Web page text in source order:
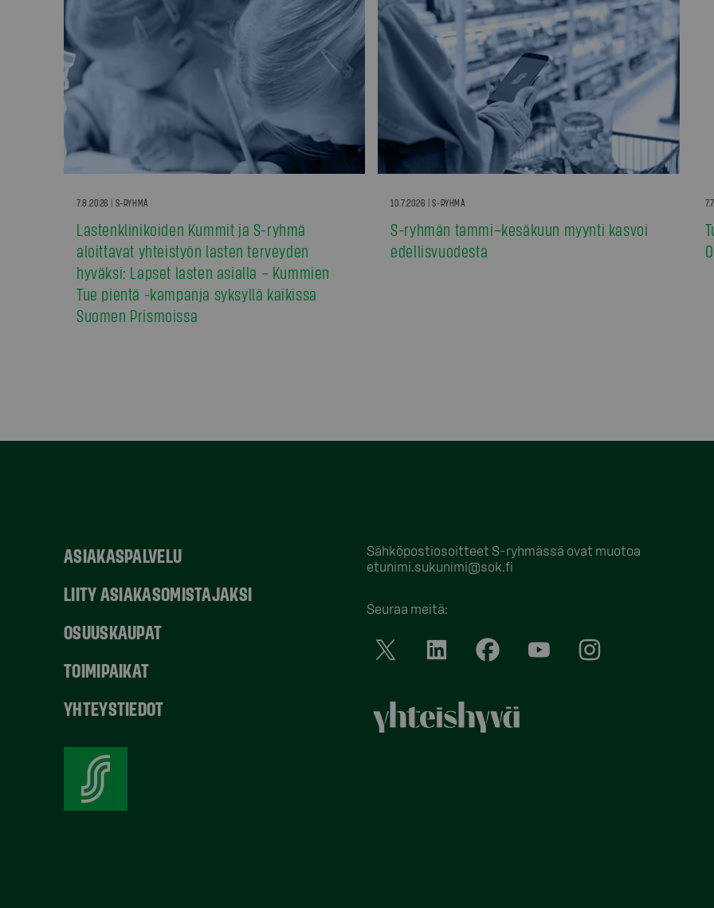
7.8.2026 | S-RYHMÄ
Lastenklinikoiden Kummit ja S-ryhmä
aloittavat yhteistyön lasten terveyden
hyväksi: Lapset lasten asialla – Kummien
Tue pientä -kampanja syksyllä kaikissa
Suomen Prismoissa
10.7.2026 | S-RYHMÄ
S-ryhmän tammi–kesäkuun myynti kasvoi
edellisvuodesta
ASIAKASPALVELU
LIITY ASIAKASOMISTAJAKSI
OSUUSKAUPAT
TOIMIPAIKAT
YHTEYSTIEDOT
Sähköpostiosoitteet S-ryhmässä ovat muotoa
etunimi.sukunimi@sok.fi
Seuraa meitä: